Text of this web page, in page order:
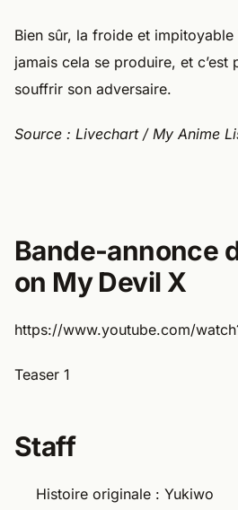
Bien sûr, la froide et impitoyable
jamais cela se produire, et
souffrir son adversaire.
Source : Livechart / My Anime
Bande-annonce
on My Devil X
https://www.youtube.com/
Teaser 1
Staff
Histoire originale : Yukiwo